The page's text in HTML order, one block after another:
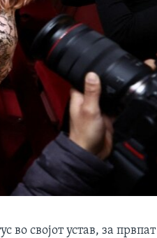
во својот устав, за првпат